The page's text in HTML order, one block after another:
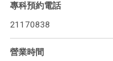
專科預約電話
21170838
營業時間